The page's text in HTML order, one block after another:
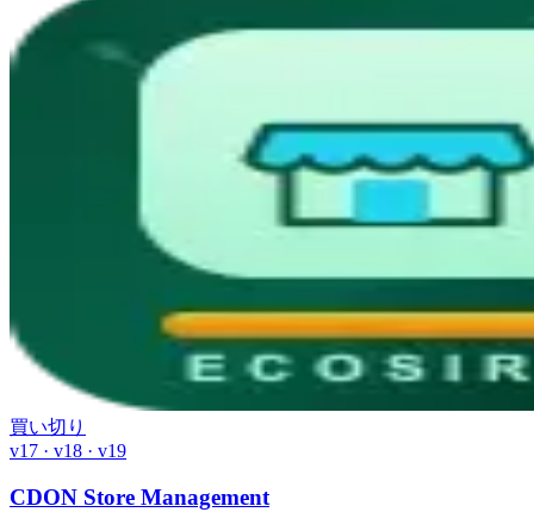
買い切り
v17 · v18 · v19
CDON Store Management